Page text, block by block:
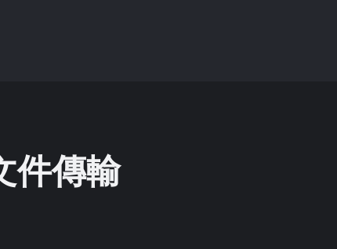
件傳輸